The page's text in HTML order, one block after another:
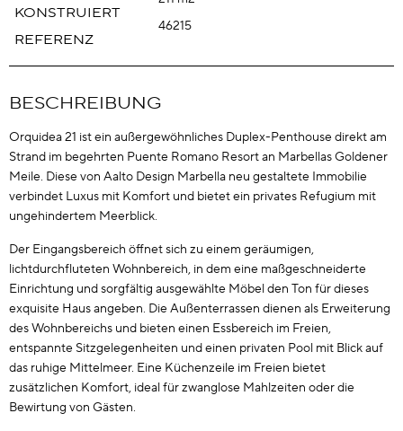
KONSTRUIERT
REFERENZ
46215
BESCHREIBUNG
Orquidea 21 ist ein außergewöhnliches Duplex-Penthouse direkt am
Strand im begehrten Puente Romano Resort an Marbellas Goldener
Meile. Diese von Aalto Design Marbella neu gestaltete Immobilie
verbindet Luxus mit Komfort und bietet ein privates Refugium mit
ungehindertem Meerblick.
Der Eingangsbereich öffnet sich zu einem geräumigen,
lichtdurchfluteten Wohnbereich, in dem eine maßgeschneiderte
Einrichtung und sorgfältig ausgewählte Möbel den Ton für dieses
exquisite Haus angeben. Die Außenterrassen dienen als Erweiterung
des Wohnbereichs und bieten einen Essbereich im Freien,
entspannte Sitzgelegenheiten und einen privaten Pool mit Blick auf
das ruhige Mittelmeer. Eine Küchenzeile im Freien bietet
zusätzlichen Komfort, ideal für zwanglose Mahlzeiten oder die
Bewirtung von Gästen.